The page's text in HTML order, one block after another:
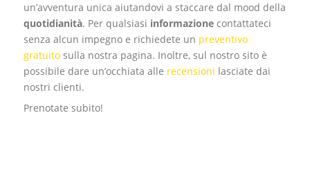
un’avventura unica aiutandovi a staccare dal mood della
quotidianità. Per qualsiasi informazione contattateci
senza alcun impegno e richiedete un preventivo
gratuito sulla nostra pagina. Inoltre, sul nostro sito è
possibile dare un’occhiata alle recensioni lasciate dai
nostri clienti.
Prenotate subito!